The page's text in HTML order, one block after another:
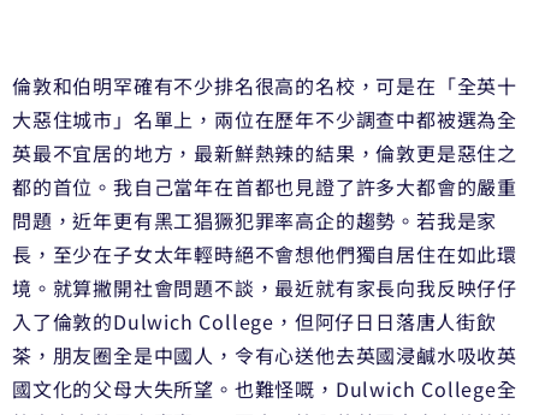
倫敦和伯明罕確有不少排名很高的名校，可是在「全英十
大惡住城市」名單上， 兩位在歷年不少調查中都被選為全
英最不宜居的地方，最新鮮熱辣的結果，倫敦更是惡住之
都的首位。 我自己當年在首都也見證了許多大都會的嚴重
問題，近年更有黑工猖獗犯罪率高企的趨勢。若我是家
長， 至少在子女太年輕時絕不會想他們獨自居住在如此環
境。 就算撇開社會問題不談，最近就有家長向我反映仔仔
入了倫敦的Dulwich College，但阿仔日日落唐人街飲
茶，朋友圈全是中國人， 令有心送他去英國浸鹹水吸收英
國文化的父母大失所望。也難怪嘅， Dulwich College全